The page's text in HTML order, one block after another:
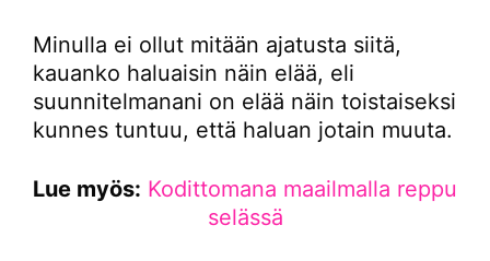
Minulla ei ollut mitään ajatusta siitä,
kauanko haluaisin näin elää, eli
suunnitelmanani on elää näin toistaiseksi
kunnes tuntuu, että haluan jotain muuta.
Lue myös: Kodittomana maailmalla reppu
selässä